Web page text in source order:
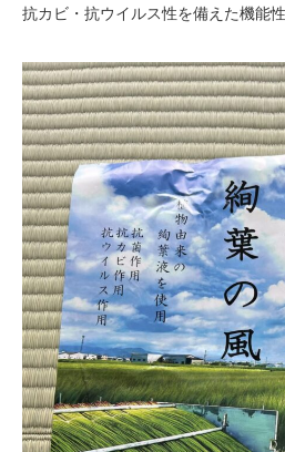
抗カビ・抗ウイルス性を備えた機能